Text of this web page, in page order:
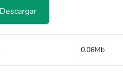
Descargar
0.06Mb